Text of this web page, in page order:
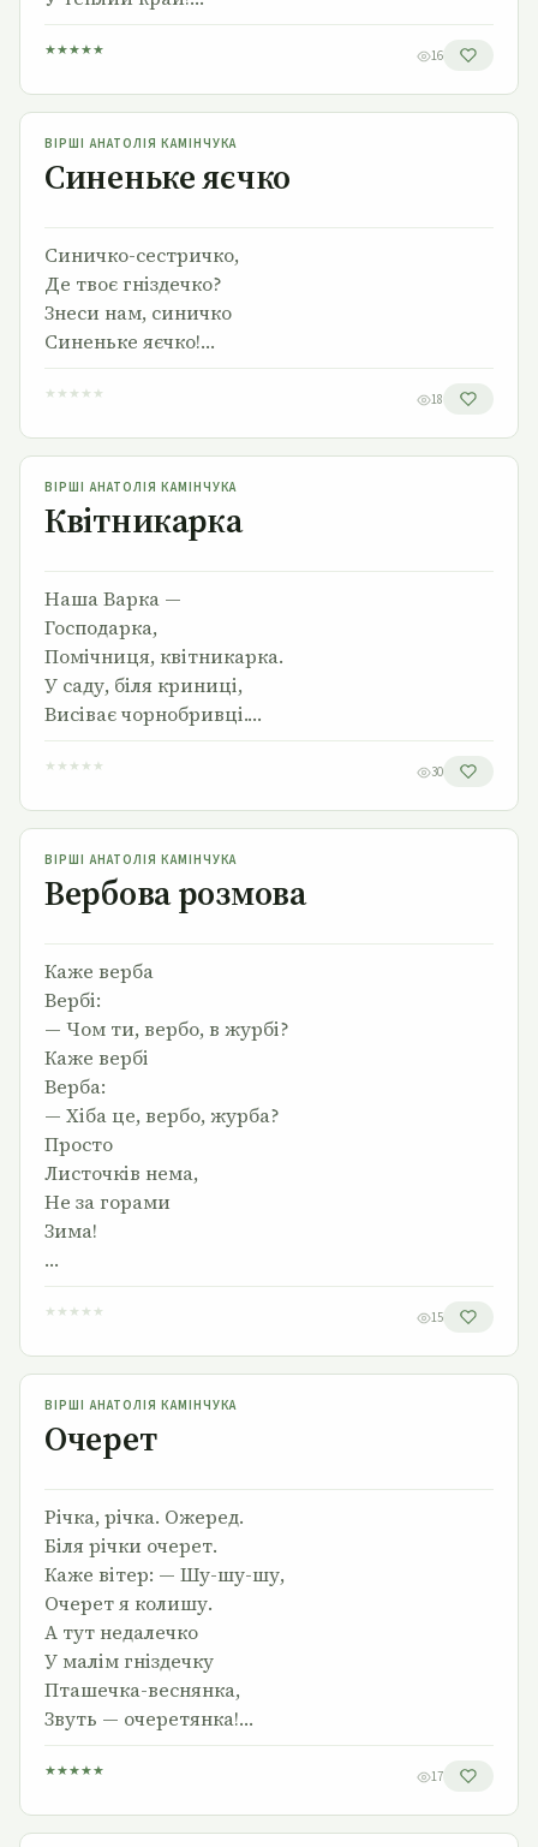
★★★★★ 16
Синеньке яєчко
ВІРШІ АНАТОЛІЯ КАМІНЧУКА
Синеньке яєчко
Синичко-сестричко,
Де твоє гніздечко?
Знеси нам, синичко
Синеньке яєчко!…
★ ★ ★ ★ ★ 18
Квітникарка
ВІРШІ АНАТОЛІЯ КАМІНЧУКА
Квітникарка
Наша Варка —
Господарка,
Помічниця, квітникарка.
У саду, біля криниці,
Висіває чорнобривці.…
★ ★ ★ ★ ★ 30
Вербова розмова
ВІРШІ АНАТОЛІЯ КАМІНЧУКА
Вербова розмова
Каже верба
Вербі:
— Чом ти, вербо, в журбі?
Каже вербі
Верба:
— Хіба це, вербо, журба?
Просто
Листочків нема,
Не за горами
Зима!
…
★ ★ ★ ★ ★ 15
Очерет
ВІРШІ АНАТОЛІЯ КАМІНЧУКА
Очерет
Річка, річка. Ожеред.
Біля річки очерет.
Каже вітер: — Шу-шу-шу,
Очерет я колишу.
А тут недалечко
У малім гніздечку
Пташечка-веснянка,
Звуть — очеретянка!…
★★★★★ 17
Стало біло-біло